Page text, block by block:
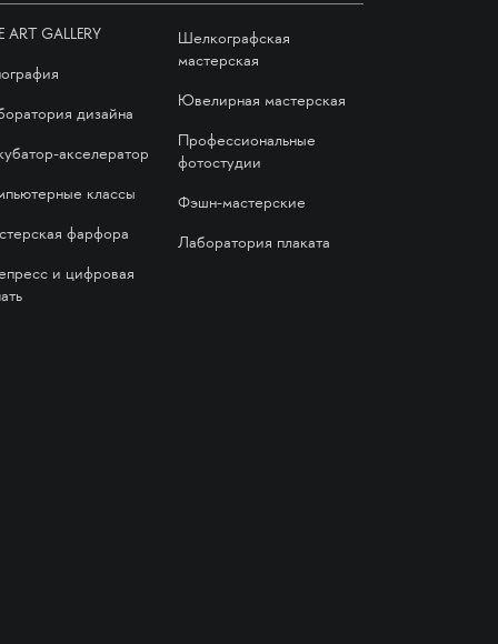
ART GALLERY
дизайна
акселератор
классы
фарфора
и цифровая
Шелкографская
мастерская
Ювелирная мастерская
Профессиональные
фотостудии
Фэшн-мастерские
Лаборатория плаката